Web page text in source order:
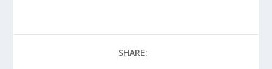
SHARE: